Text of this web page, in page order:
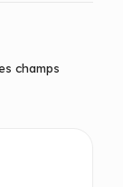
champs